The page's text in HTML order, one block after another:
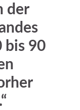
der
bis 90